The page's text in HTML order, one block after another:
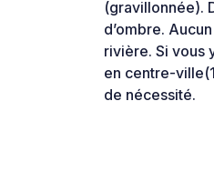
(gravillonnée).
d’ombre.
rivière. Si vous
en centre-
de nécessité.